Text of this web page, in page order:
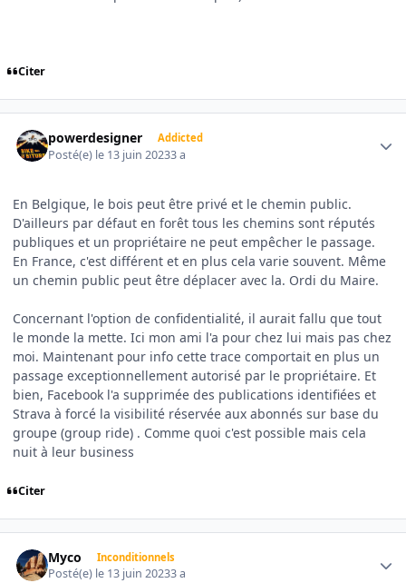
Citer
powerdesigner Addicted
Posté(e) le 13 juin 20233 a
En Belgique, le bois peut être privé et le chemin public.
D'ailleurs par défaut en forêt tous les chemins sont réputés
publiques et un propriétaire ne peut empêcher le passage.
En France, c'est différent et en plus cela varie souvent. Même
un chemin public peut être déplacer avec la. Ordi du Maire.
Concernant l'option de confidentialité, il aurait fallu que tout
le monde la mette. Ici mon ami l'a pour chez lui mais pas chez
moi. Maintenant pour info cette trace comportait en plus un
passage exceptionnellement autorisé par le propriétaire. Et
bien, Facebook l'a supprimée des publications identifiées et
Strava à forcé la visibilité réservée aux abonnés sur base du
groupe (group ride) . Comme quoi c'est possible mais cela
nuit à leur business
Citer
Myco Inconditionnels
Posté(e) le 13 juin 20233 a